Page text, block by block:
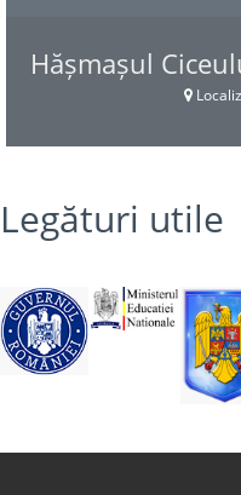
Hășmașul
Legături utile